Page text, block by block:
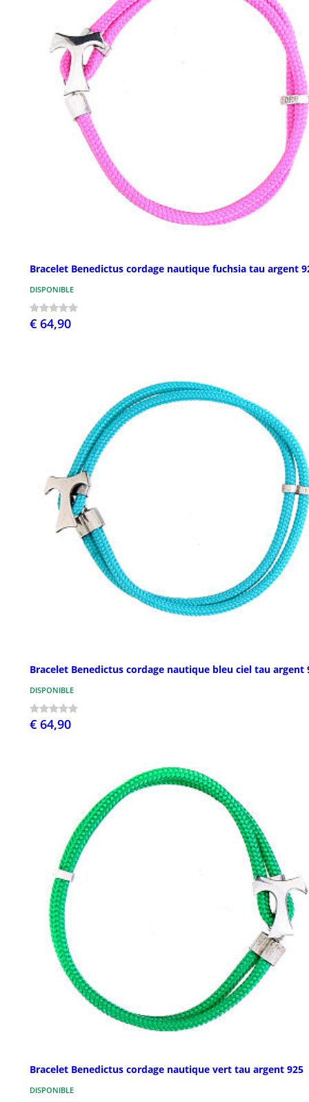
Bracelet Benedictus cordage nautique fuchsia tau argent
DISPONIBLE
€ 64,90
Bracelet Benedictus cordage nautique bleu ciel tau argent
DISPONIBLE
€ 64,90
Bracelet Benedictus cordage nautique vert tau argent 925
DISPONIBLE